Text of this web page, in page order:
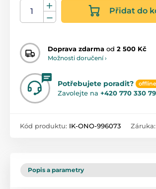
Přidat do
Doprava zdarma od 2 500 Kč
Možnosti doručení ›
Potřebujete poradit? offline
Zavolejte na +420 770 330
Kód produktu: IK-ONO-996073 Záruka:
Popis a parametry